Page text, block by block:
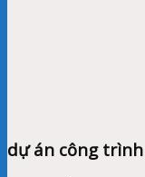
dự án công trình